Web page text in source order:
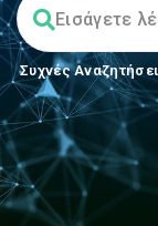
Συχνές